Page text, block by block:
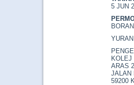
5 JUN
ARAS
JALAN
59200